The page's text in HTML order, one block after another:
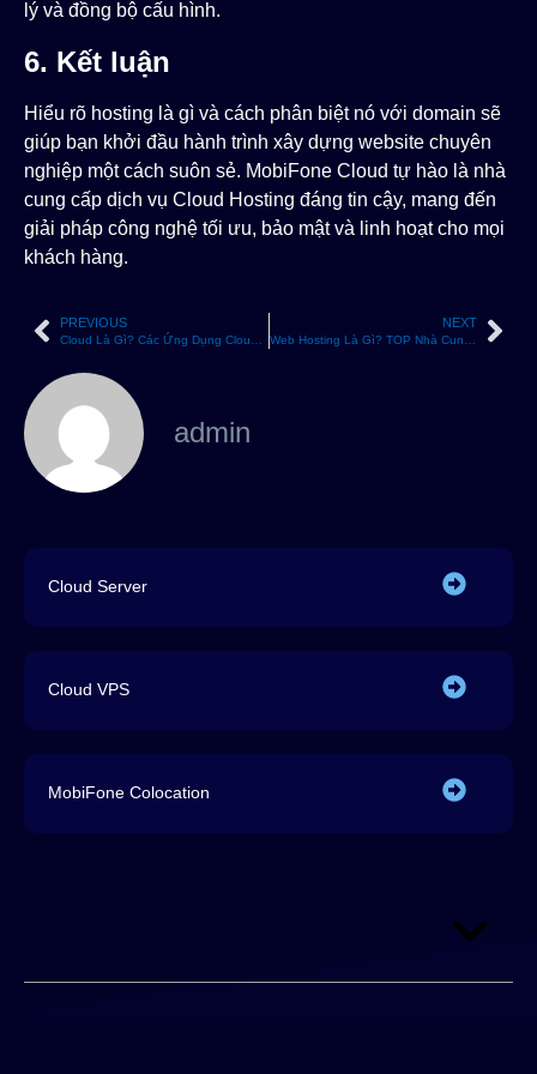
Cloud Server
Cloud VPS
MobiFone Colocation
lý và đồng bộ cấu hình.
6. Kết luận
Hiểu rõ hosting là gì và cách phân biệt nó với domain sẽ
giúp bạn khởi đầu hành trình xây dựng website chuyên
nghiệp một cách suôn sẻ. MobiFone Cloud tự hào là nhà
cung cấp dịch vụ Cloud Hosting đáng tin cậy, mang đến
giải pháp công nghệ tối ưu, bảo mật và linh hoạt cho mọi
khách hàng.
PREVIOUS NEXT
admin